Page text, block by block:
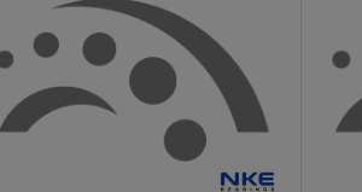
АКСЕССУАРЫ ДЛЯ
ЛИНЕЙНОЙ ТЕХНИКИ